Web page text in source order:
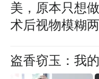
美，原本只想
术后视物模糊
盗香窃玉：我